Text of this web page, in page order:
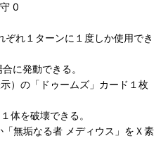
0
れ１ターンに１度しか使用でき
に発動できる。
）の「ドゥームズ」カード１枚
体を破壊できる。
無垢なる者 メディウス」をＸ素